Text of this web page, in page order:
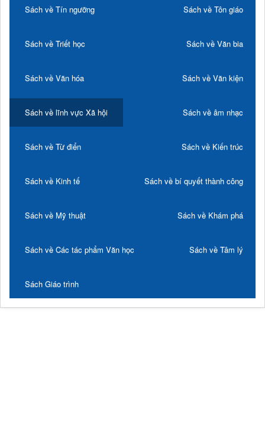
Sách về Tín ngưỡng Sách về Tôn giáo
Sách về Triết học Sách về Văn bia
Sách về Văn hóa Sách về Văn kiện
Sách về lĩnh vực Xã hội Sách về âm nhạc
Sách về Từ điển Sách về Kiến trúc
Sách về Kinh tế Sách về bí quyết thành công
Sách về Mỹ thuật Sách về Khám phá
Sách về Các tác phẩm Văn học Sách về Tâm lý
Sách Giáo trình